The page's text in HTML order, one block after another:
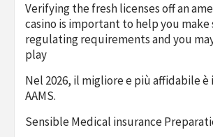
Verifying the fresh licenses off an
casino is important to help you
regulating requirements and you
play
Nel 2026, il migliore e più affidabile è
AAMS.
Sensible Medical insurance